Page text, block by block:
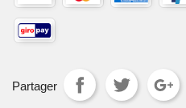
Partager